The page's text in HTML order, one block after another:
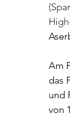
Am
das
und
von